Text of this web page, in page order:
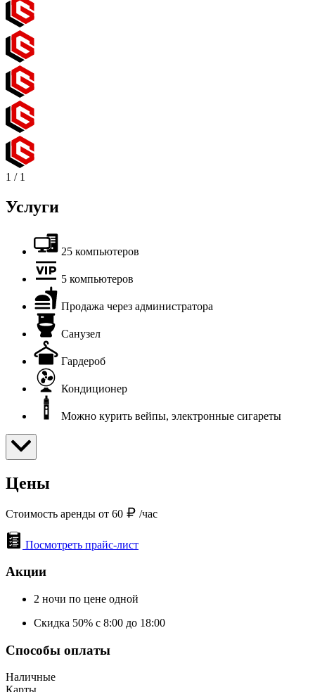
1 / 1
Услуги
25 компьютеров
5 компьютеров
Продажа через администратора
Санузел
Гардероб
Кондиционер
Можно курить вейпы, электронные сигареты
Цены
Стоимость аренды от 60 /час
Посмотреть прайс-лист
Акции
2 ночи по цене одной
Скидка 50% с 8:00 до 18:00
Способы оплаты
Наличные